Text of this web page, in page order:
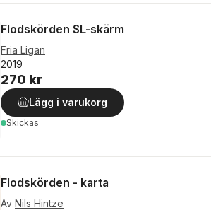
Flodskörden SL-skärm
Fria Ligan
2019
270 kr
Lägg i varukorg
Skickas
Flodskörden - karta
Av Nils Hintze